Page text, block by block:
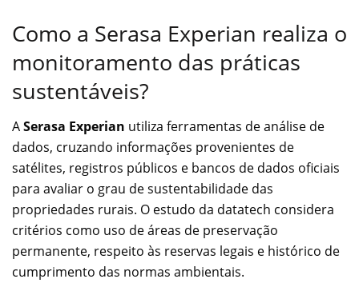
Como a Serasa Experian realiza o
monitoramento das práticas
sustentáveis?
ASerasa Experian utiliza ferramentas de análise de
dados, cruzando informações provenientes de
satélites, registros públicos e bancos de dados oficiais
para avaliar o grau de sustentabilidade das
propriedades rurais. O estudo da datatech considera
critérios como uso de áreas de preservação
permanente, respeito às reservas legais e histórico de
cumprimento das normas ambientais.